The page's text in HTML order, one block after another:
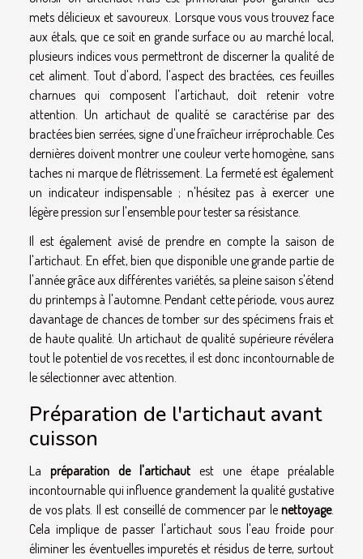
mets délicieux et savoureux. Lorsque vous vous trouvez face
aux étals, que ce soit en grande surface ou au marché local,
plusieurs indices vous permettront de discerner la qualité de
cet aliment. Tout d'abord, l'aspect des bractées, ces feuilles
charnues qui composent l'artichaut, doit retenir votre
attention. Un artichaut de qualité se caractérise par des
bractées bien serrées, signe d'une fraîcheur irréprochable. Ces
dernières doivent montrer une couleur verte homogène, sans
taches ni marque de flétrissement. La fermeté est également
un indicateur indispensable ; n'hésitez pas à exercer une
légère pression sur l'ensemble pour tester sa résistance.
Il est également avisé de prendre en compte la saison de
l'artichaut. En effet, bien que disponible une grande partie de
l'année grâce aux différentes variétés, sa pleine saison s'étend
du printemps à l'automne. Pendant cette période, vous aurez
davantage de chances de tomber sur des spécimens frais et
de haute qualité. Un artichaut de qualité supérieure révélera
tout le potentiel de vos recettes, il est donc incontournable de
le sélectionner avec attention.
Préparation de l'artichaut avant
cuisson
La préparation de l'artichaut est une étape préalable
incontournable qui influence grandement la qualité gustative
de vos plats. Il est conseillé de commencer par le nettoyage.
Cela implique de passer l'artichaut sous l'eau froide pour
éliminer les éventuelles impuretés et résidus de terre, surtout